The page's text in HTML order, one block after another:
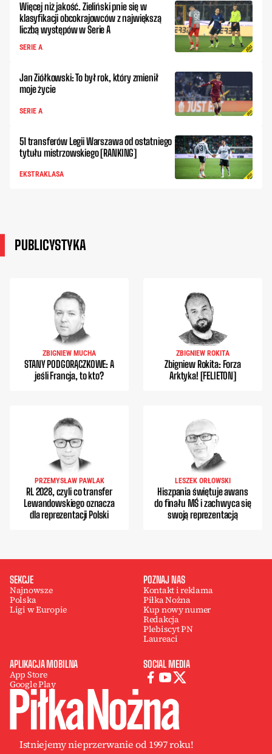
Więcej niż jakość. Zieliński pnie się w
klasyfikacji obcokrajowców z największą
liczbą występów w Serie A
SERIE A
Jan Ziółkowski: To był rok, który zmienił
moje życie
SERIE A
51 transferów Legii Warszawa od ostatniego
tytułu mistrzowskiego [RANKING]
EKSTRAKLASA
PUBLICYSTYKA
ZBIGNIEW MUCHA
STANY PODGORĄCZKOWE: A
jeśli Francja, to kto?
ZBIGNIEW ROKITA
Zbigniew Rokita: Forza
Arktyka! [FELIETON]
PRZEMYSŁAW PAWLAK
RL 2028, czyli co transfer
Lewandowskiego oznacza
dla reprezentacji Polski
LESZEK ORŁOWSKI
Hiszpania świętuje awans
do finału MŚ i zachwyca się
swoją reprezentacją
SEKCJE
Najnowsze
Polska
Ligi w Europie
POZNAJ NAS
Kontakt i reklama
Piłka Nożna
Kup nowy numer
Redakcja
Plebiscyt PN
Laureaci
APLIKACJA MOBILNA
App Store
Google Play
SOCIAL MEDIA
Istniejemy nieprzerwanie od 1997 roku!